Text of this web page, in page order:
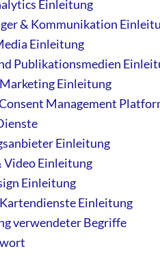
Einleitung
& Kommunikation
Einleitung
Publikationsmedien
Einleitung
Management
Einleitung
Video Einleitung
Einleitung
Einleitung
verwendeter Begriffe